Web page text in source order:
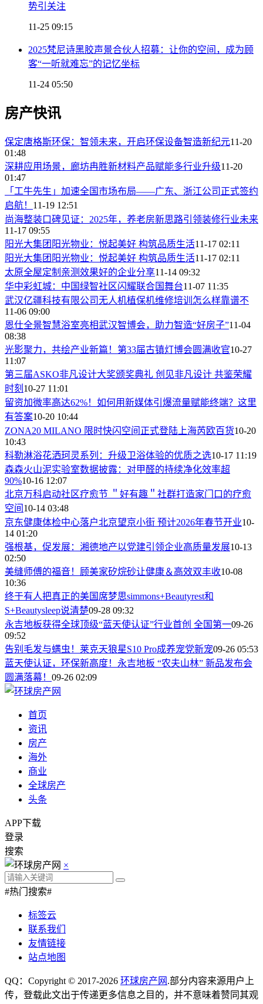
势引关注
11-25 09:15
2025梵尼诗黑胶声景合伙人招募：让你的空间，成为顾
客“一听就难忘”的记忆坐标
11-24 05:50
房产快讯
保定唐格斯环保：智领未来，开启环保设备智造新纪元11-20
01:48
深耕应用场景，廊坊冉胜新材料产品赋能多行业升级11-20
01:47
「工牛先生」加速全国市场布局——广东、浙江公司正式签约
启航！ 11-19 12:51
尚海整装口碑见证：2025年，养老房新思路引领装修行业未来
11-17 09:55
阳光大集团阳光物业：悦起美好 构筑品质生活11-17 02:11
阳光大集团阳光物业：悦起美好 构筑品质生活11-17 02:11
太原全屋定制亲测效果好的企业分享11-14 09:32
华中彩虹城：中国绿智社区闪耀联合国舞台11-07 11:35
武汉亿疆科技有限公司无人机植保机维修培训怎么样靠谱不
11-06 09:00
恩仕全景智慧浴室亮相武汉智博会，助力智造“好房子”11-04
08:38
光影聚力，共绘产业新篇！第33届古镇灯博会圆满收官10-27
11:07
第三届ASKO非凡设计大奖颁奖典礼 创见非凡设计 共鉴荣耀
时刻 10-27 11:01
留资加微率高达62%！如何用新媒体引爆流量赋能终端？这里
有答案10-20 10:44
ZONA20 MILANO 限时快闪空间正式登陆上海芮欧百货10-20
10:43
科勒淋浴花洒珂灵系列：升级卫浴体验的优质之选10-17 11:19
森森火山泥实验室数据披露：对甲醛的持续净化效率超
90%10-16 12:07
北京万科启动社区疗愈节 ＂好有趣＂社群打造家门口的疗愈
空间 10-14 03:48
京东健康体检中心落户北京望京小街 预计2026年春节开业10-
14 01:20
强根基，促发展：湘德地产以党建引领企业高质量发展10-13
02:50
美缝师傅的福音！顾美家矽烷砂让健康＆高效双丰收10-08
10:36
终于有人把真正的美国席梦思simmons+Beautyrest和
S+Beautysleep说清楚09-28 09:32
永吉地板获得全球顶级“蓝天使认证”行业首创 全国第一09-26
09:52
告别毛发与螨虫！莱克天狼星S10 Pro成养宠党新宠09-26 05:53
蓝天使认证，环保新高度！永吉地板 “农夫山林” 新品发布会
圆满落幕！ 09-26 02:09
首页
资讯
房产
海外
商业
全球房产
头条
APP下载
登录
搜索
×
#热门搜索#
标签云
联系我们
友情链接
站点地图
QQ：Copyright © 2017-2026 环球房产网 .部分内容来源用户上
传，登载此文出于传递更多信息之目的，并不意味着赞同其观